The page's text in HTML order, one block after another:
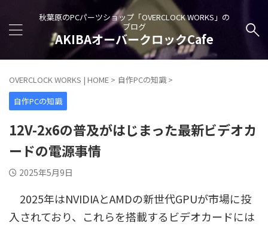
秋葉原のPCパーツショップ「OVERCLOCK WORKS」の
ブログ
AKIBAオーバークロックCafe
OVERCLOCK WORKS | HOME > 自作PCの知識 >
自作PCの知識
12V-2x6の普及がはじまった最新ビデオカ
ードの電源事情
2025年5月9日
2025年はNVIDIAとAMDの新世代GPUが市場に投
入されており、これらを搭載するビデオカードには